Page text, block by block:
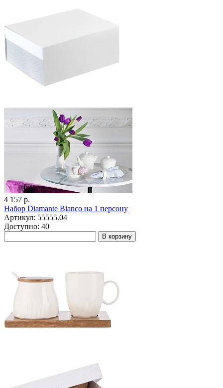
4 157 р.
Набор Diamante Bianco на 1 персону
Артикул: 55555.04
Доступно: 40
В корзину